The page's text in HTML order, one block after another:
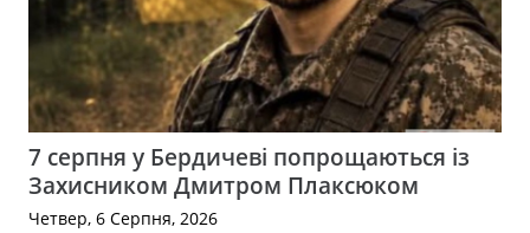
7 серпня у Бердичеві попрощаються із
Захисником Дмитром Плаксюком
Четвер, 6 Серпня, 2026